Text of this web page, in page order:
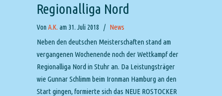
Regionalliga Nord
Von A.K. am 31. Juli 2018 / News
Neben den deutschen Meisterschaften stand am
vergangenen Wochenende noch der Wettkampf der
Regionalliga Nord in Stuhr an. Da Leistungsträger
wie Gunnar Schlimm beim Ironman Hamburg an den
Start gingen, formierte sich das NEUE ROSTOCKER